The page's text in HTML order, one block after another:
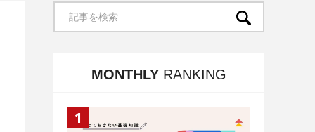
MONTHLY RANKING